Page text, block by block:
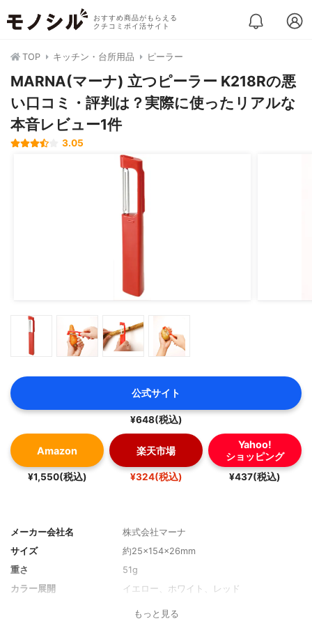
おすすめ商品がもらえる
クチコミポイ活サイト
TOP キッチン・台所用品 ピーラー
MARNA(マーナ) 立つピーラー K218Rの悪
い口コミ・評判は？実際に使ったリアルな
本音レビュー1件
3.05
公式サイト
¥648(税込)
Amazon
¥1,550(税込)
楽天市場
¥324(税込)
Yahoo!
ショッピング
¥437(税込)
メーカー会社名
株式会社マーナ
サイズ
約25×154×26mm
重さ
51g
カラー展開
イエロー、ホワイト、レッド
もっと見る